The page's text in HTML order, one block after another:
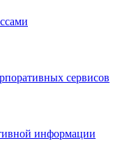
сервисов
информации